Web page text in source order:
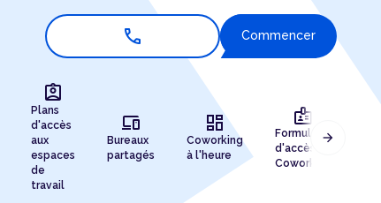
call Commencer
assignment_ind
Plans
d'accès
aux
espaces
de
travail
devices
Bureaux
partagés
dashboard
Coworking
à l'heure
badge
Formules
d'accès au
Coworking
arrow_forward